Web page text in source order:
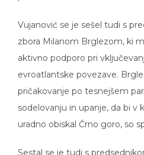
zbora Milanom Brglezom, ki
aktivno podporo pri
evroatlantske povezave.
pričakovanje po tesnejšem
sodelovanju in upanje, da bi v
uradno obiskal Črno goro, so